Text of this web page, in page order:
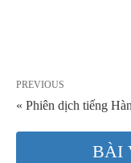
PREVIOUS
« Phiên dịch tiếng
BÀI